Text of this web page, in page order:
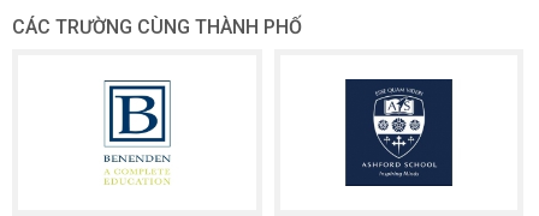
CÁC TRƯỜNG CÙNG THÀNH PHỐ